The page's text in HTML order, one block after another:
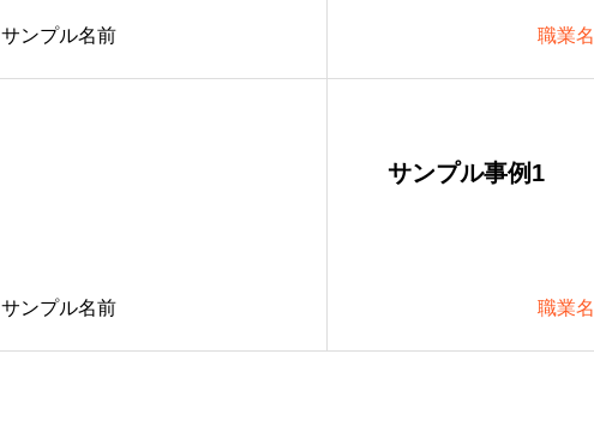
サンプル名前 職業名
サンプル名前
サンプル事例1
職業名